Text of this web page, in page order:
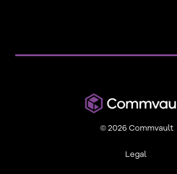
© 2026 Commvault
Legal